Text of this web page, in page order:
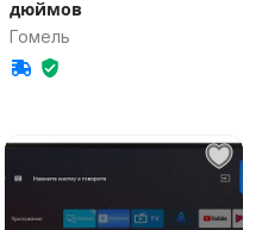
дюймов
Гомель